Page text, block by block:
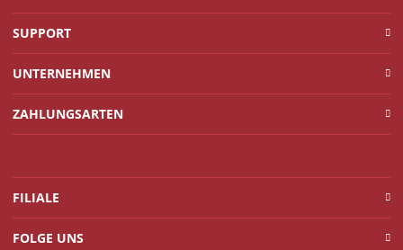
SUPPORT
UNTERNEHMEN
ZAHLUNGSARTEN
FILIALE
FOLGE UNS